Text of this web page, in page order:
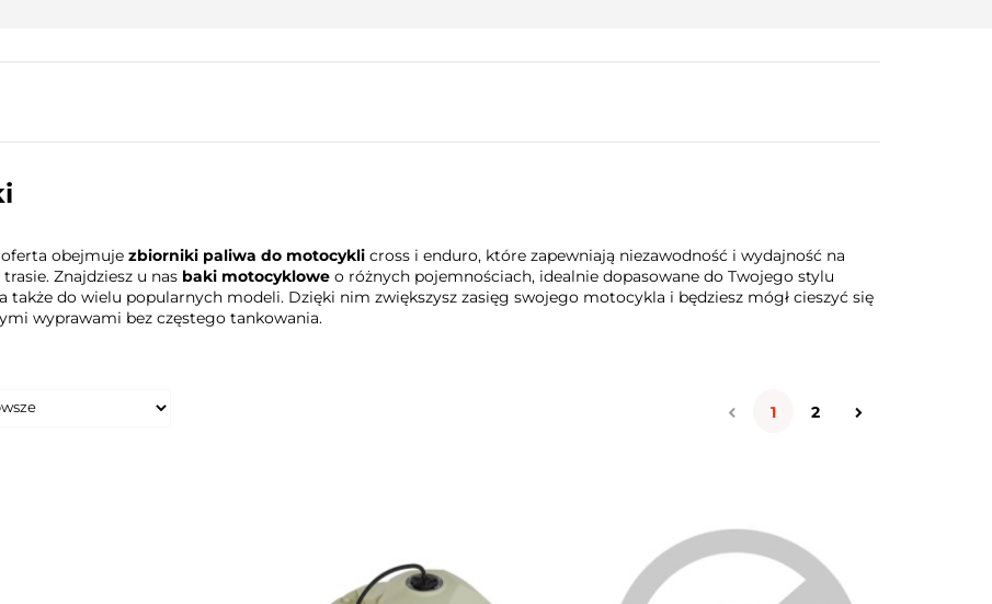
oferta obejmuje zbiorniki paliwa do motocyklicross i enduro, które zapewniają niezawodność i wydajność na
trasie. Znajdziesz u nas baki motocykloweo różnych pojemnościach, idealnie dopasowane do Twojego stylu
także do wielu popularnych modeli. Dzięki nim zwiększysz zasięg swojego motocykla i będziesz mógł cieszyć się
wyprawami bez częstego tankowania.
1 2